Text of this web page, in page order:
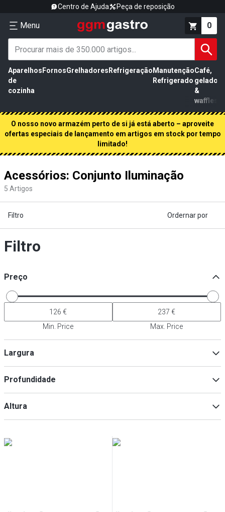
Centro de Ajuda Peça de reposição
Menu 0
Aparelhos
de
cozinha
FornosGrelhadores Refrigeração Manutenção
Refrigerado
Café,
gelados
&
waffles
O nosso novo armazém perto de si já está aberto – aproveite
ofertas especiais de lançamento em artigos em stock por tempo
limitado!
Acessórios: Conjunto Iluminação
5 Artigos
Filtro Ordernar por
Filtro
Preço
Min. Price Max. Price
Largura
Profundidade
Altura